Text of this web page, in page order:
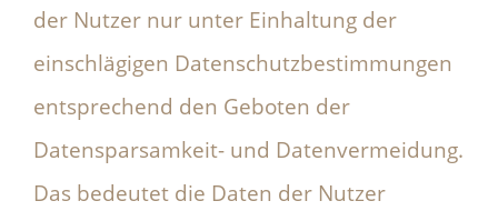
der Nutzer nur unter Einhaltung der
einschlägigen Datenschutzbestimmungen
entsprechend den Geboten der
Datensparsamkeit- und Datenvermeidung.
Das bedeutet die Daten der Nutzer